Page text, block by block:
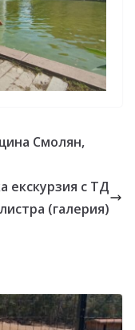
Смолян,
екскурзия с ТД
(галерия)